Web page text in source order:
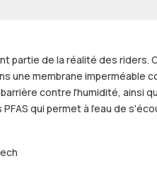
partie de la réalité des riders.
une membrane imperméable
contre l'humidité, ainsi
qui permet à l'eau de